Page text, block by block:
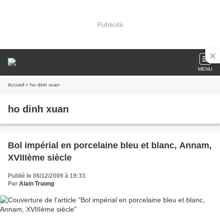
Publicité
MENU
Accueil » ho dinh xuan
ho dinh xuan
Bol impérial en porcelaine bleu et blanc, Annam,
XVIIIème siècle
Publié le 06/12/2009 à 19:33
Par Alain Truong